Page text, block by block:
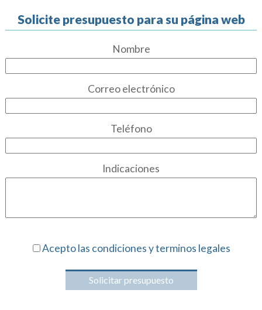
Solicite presupuesto para su página web
Nombre
Correo electrónico
Teléfono
Indicaciones
Acepto las condiciones y terminos legales
Solicitar presupuesto